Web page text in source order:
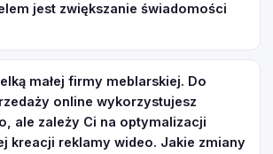
jest zwiększanie świadomości
małej firmy meblarskiej. Do
online wykorzystujesz
ale zależy Ci na optymalizacji
kreacji reklamy wideo. Jakie zmiany